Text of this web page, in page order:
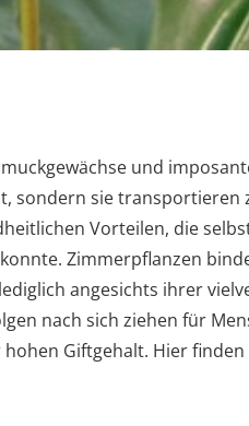
und
sondern sie transportieren
Vorteilen, die
Zimmerpflanzen
angesichts ihrer
nach sich ziehen für
Giftgehalt. Hier finden